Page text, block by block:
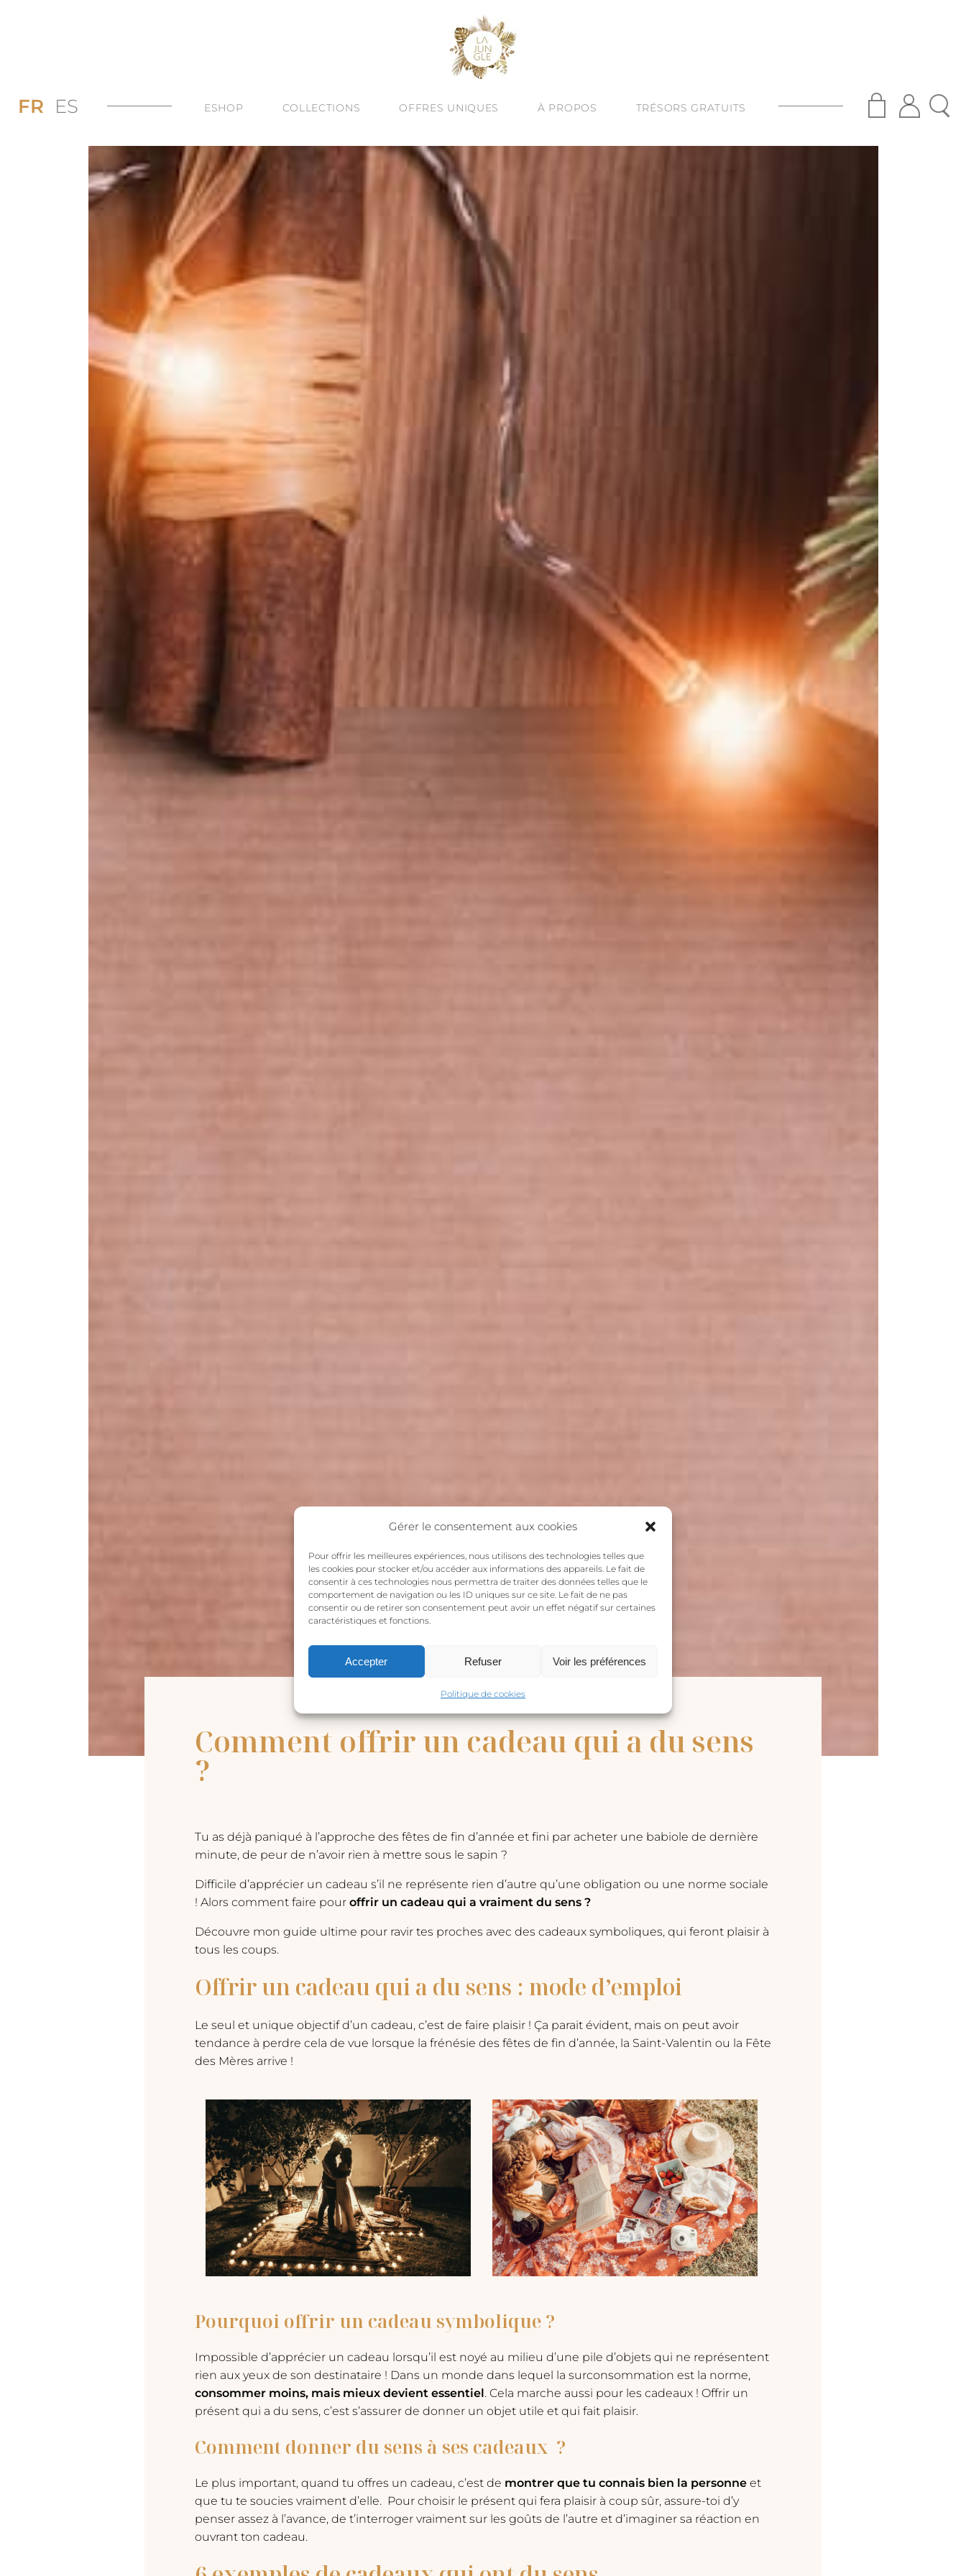
Gérer le consentement aux cookies
Pour offrir les meilleures expériences, nous utilisons des technologies telles que
les cookies pour stocker et/ou accéder aux informations des appareils. Le fait de
consentir à ces technologies nous permettra de traiter des données telles que le
comportement de navigation ou les ID uniques sur ce site. Le fait de ne pas
consentir ou de retirer son consentement peut avoir un effet négatif sur certaines
caractéristiques et fonctions.
Accepter Refuser Voir les préférences
Politique de cookies
FR ES ESHOP
PROMOS JUSQU’À -60%
LES BAGUES
LES COLLIERS
LES BRACELETS & JONCS
TOUTES LES CATÉGORIES
COLLECTIONS
DIVINE ESSENCE : NOUVEAUTÉ D’ÉTÉ
DUALITÉ : BIJOUX TEXTURÉS
TOUTES LES COLLECTIONS
OFFRES UNIQUES
CRÉATION SUR MESURE
ATELIERS BIJOUX À BARCELONE
À PROPOS
QUÊTE DE SENS
LE BLOG
TRÉSORS GRATUITS
Comment offrir un cadeau qui a du sens
?
Tu as déjà paniqué à l’approche des fêtes de fin d’année et fini par acheter une babiole de dernière
minute, de peur de n’avoir rien à mettre sous le sapin ?
Difficile d’apprécier un cadeau s’il ne représente rien d’autre qu’une obligation ou une norme sociale
! Alors comment faire pour offrir un cadeau qui a vraiment du sens ?
Découvre mon guide ultime pour ravir tes proches avec des cadeaux symboliques, qui feront plaisir à
tous les coups.
Offrir un cadeau qui a du sens : mode d’emploi
Le seul et unique objectif d’un cadeau, c’est de faire plaisir ! Ça parait évident, mais on peut avoir
tendance à perdre cela de vue lorsque la frénésie des fêtes de fin d’année, la Saint-Valentin ou la Fête
des Mères arrive !
Pourquoi offrir un cadeau symbolique ?
Impossible d’apprécier un cadeau lorsqu’il est noyé au milieu d’une pile d’objets qui ne représentent
rien aux yeux de son destinataire ! Dans un monde dans lequel la surconsommation est la norme,
consommer moins, mais mieux devient essentiel. Cela marche aussi pour les cadeaux ! Offrir un
présent qui a du sens, c’est s’assurer de donner un objet utile et qui fait plaisir.
Comment donner du sens à ses cadeaux ?
Le plus important, quand tu offres un cadeau, c’est de montrer que tu connais bien la personne et
que tu te soucies vraiment d’elle. Pour choisir le présent qui fera plaisir à coup sûr, assure-toi d’y
penser assez à l’avance, de t’interroger vraiment sur les goûts de l’autre et d’imaginer sa réaction en
ouvrant ton cadeau.